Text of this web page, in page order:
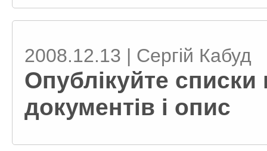
2008.12.13 | Сергій Кабуд
Опублікуйте
документів і опис